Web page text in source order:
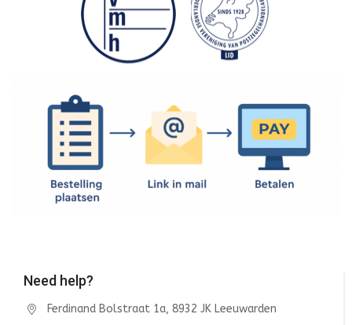
Need help?
Ferdinand Bolstraat 1a, 8932 JK Leeuwarden